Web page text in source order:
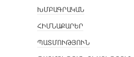
ԽՄԲԱԳՐԱԿԱՆ
ՀԻՄՆԱՔԱՐԵՐ
ՊԱՏՄՈՒԹՅՈՒՆ